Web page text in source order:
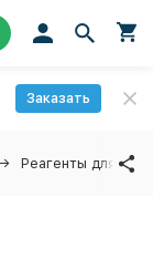
Заказать
Реагенты для